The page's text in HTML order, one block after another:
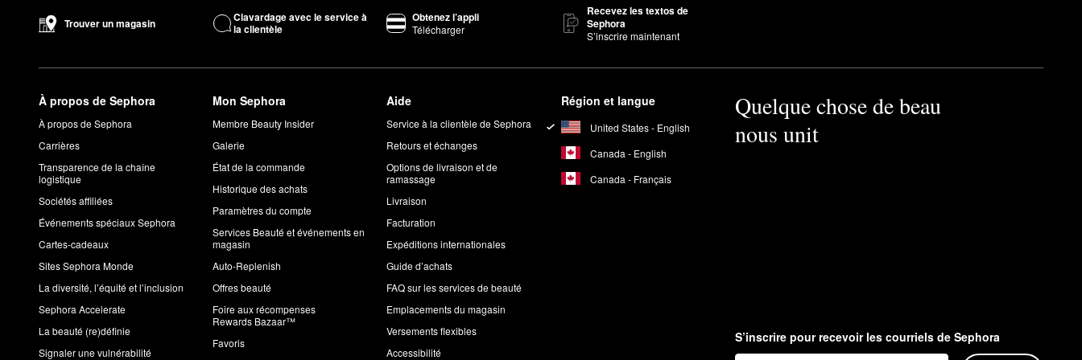
Avec son parfum incroyablement charmant,l’huile pour le corps Major Glowde PATRICK TA est un favori pour hydrater et illuminer la peau.
Les
palettes de fards à paupières Major Dimension
et [Major Dimension II Rose Eyeshadow Palette/product/patrick-ta-major-dimension-2-rose-eyeshadow-palette-
deux palettes offrent une polyvalence optimale et la possibilité de créer une vaste gamme de fards à paupières.
Comment utilisez-vous la cire à sourcils PATRICK TA?
Activez la+ cire à sourcils
avec une brume fixatrice ou de l’eau. À l’aide d’une brosse mascara ou d’un pinceau, ramassez une petite quantité de cire. Brossez les
sourcils avec un mouvement vers le haut et vers l’extérieur. La forme est basée sur le style que vous désirez.
À quoi ressemble l’odeur de l’huile pour le corps de PATRICK TA?
L’huile pour le corps Major Glow
de PATRICK TA a un arôme sucré avec des notes de jasmin et de musc blanc.
Comment utilisez-vous l’huile pour le corps de PATRICK TA?
Vaporisezl’huile pour le corps
sur vos mains ou appliquez directement la peau. Massez pour estomper. Appliquez sur l’ensemble du corps pour obtenir un éclat
chaud.
Trouver un magasin
Clavardage avec le service à
la clientèle
Obtenez l’appli
Télécharger
Recevez les textos de
Sephora
S’inscrire maintenant
À propos de Sephora
À propos de Sephora
Carrières
Transparence de la chaîne
logistique
Sociétés affiliées
Événements spéciaux Sephora
Cartes-cadeaux
Sites Sephora Monde
La diversité, l’équité et l’inclusion
Sephora Accelerate
La beauté (re)définie
Signaler une vulnérabilité
Mon Sephora
Membre Beauty Insider
Galerie
État de la commande
Historique des achats
Paramètres du compte
Services Beauté et événements en
magasin
Auto-Replenish
Offres beauté
Foire aux récompenses
Rewards Bazaar™
Favoris
Aide
Service à la clientèle de Sephora
Retours et échanges
Options de livraison et de
ramassage
Livraison
Facturation
Expéditions internationales
Guide d’achats
FAQ sur les services de beauté
Emplacements du magasin
Versements flexibles
Accessibilité
Région et langue
United States - English
Canada - English
Canada - Français
Quelque chose de beau
nous unit
S’inscrire pour recevoir les courriels de Sephora